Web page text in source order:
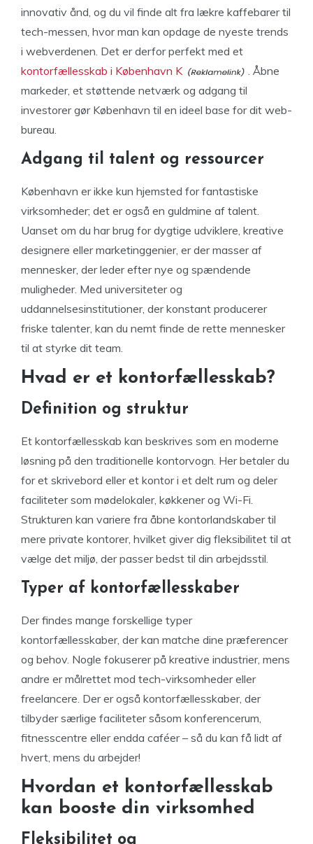
innovativ ånd, og du vil finde alt fra lækre kaffebarer til
tech-messen, hvor man kan opdage de nyeste trends
i webverdenen. Det er derfor perfekt med et
kontorfællesskab i København K
. Åbne
markeder, et støttende netværk og adgang til
investorer gør København til en ideel base for dit web-
bureau.
Adgang til talent og ressourcer
København er ikke kun hjemsted for fantastiske
virksomheder; det er også en guldmine af talent.
Uanset om du har brug for dygtige udviklere, kreative
designere eller marketinggenier, er der masser af
mennesker, der leder efter nye og spændende
muligheder. Med universiteter og
uddannelsesinstitutioner, der konstant producerer
friske talenter, kan du nemt finde de rette mennesker
til at styrke dit team.
Hvad er et kontorfællesskab?
Definition og struktur
Et kontorfællesskab kan beskrives som en moderne
løsning på den traditionelle kontorvogn. Her betaler du
for et skrivebord eller et kontor i et delt rum og deler
faciliteter som mødelokaler, køkkener og Wi-Fi.
Strukturen kan variere fra åbne kontorlandskaber til
mere private kontorer, hvilket giver dig fleksibilitet til at
vælge det miljø, der passer bedst til din arbejdsstil.
Typer af kontorfællesskaber
Der findes mange forskellige typer
kontorfællesskaber, der kan matche dine præferencer
og behov. Nogle fokuserer på kreative industrier, mens
andre er målrettet mod tech-virksomheder eller
freelancere. Der er også kontorfællesskaber, der
tilbyder særlige faciliteter såsom konferencerum,
fitnesscentre eller endda caféer – så du kan få lidt af
hvert, mens du arbejder!
Hvordan et kontorfællesskab
kan booste din virksomhed
Fleksibilitet og